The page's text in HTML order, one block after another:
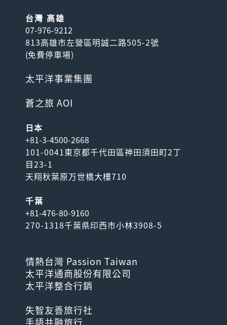
台灣 高雄
07-976-9212
813高雄市左營區明誠二路505-2號
(免費停車場)
太平洋事業集團
蒼之旅 AOI
日本
+81-3-4500-2668
101-0041東京都千代田區神田須田町2丁
目23-1
天翔秋葉原万世橋大樓710
千葉
+81-476-80-9160
270-1318千葉県印西市小林3908-5
情熱台灣 Passion Taiwan
太平洋通商股份有限公司
太平洋整合行銷
失智友善旅行社
手語共融旅行